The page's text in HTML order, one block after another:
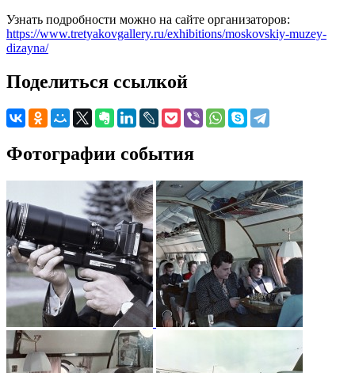
Узнать подробности можно на сайте организаторов:
https://www.tretyakovgallery.ru/exhibitions/moskovskiy-muzey-
dizayna/
Поделиться ссылкой
Фотографии события